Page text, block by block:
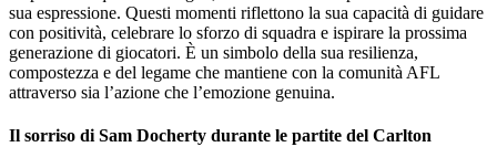
sua espressione. Questi momenti riflettono la sua capacità di guidare
con positività, celebrare lo sforzo di squadra e ispirare la prossima
generazione di giocatori. È un simbolo della sua resilienza,
compostezza e del legame che mantiene con la comunità AFL
attraverso sia l’azione che l’emozione genuina.
Il sorriso di Sam Docherty durante le partite del Carlton